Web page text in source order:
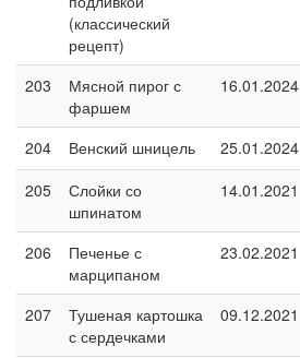
(классический
рецепт)
203
Мясной пирог с
фаршем
16.01.2024
204
Венский шницель 25.01.2024
205
Слойки со
шпинатом
14.01.2021
206
Печенье с
марципаном
23.02.2021
207
Тушеная картошка
с сердечками
09.12.2021